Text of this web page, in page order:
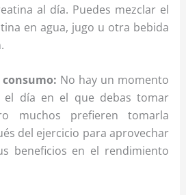
al día. Puedes mezclar el
en agua, jugo u otra bebida
No hay un momento
el día en el que debas tomar
muchos prefieren tomarla
del ejercicio para aprovechar
beneficios en el rendimiento